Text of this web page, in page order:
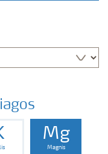
Mg
Magnis